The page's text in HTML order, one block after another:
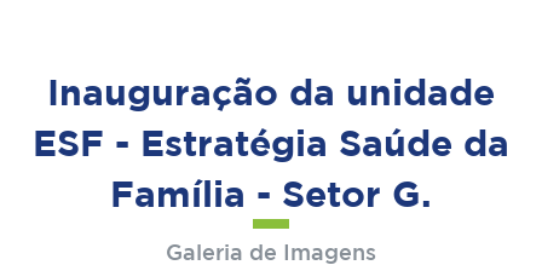
Inauguração da unidade
ESF - Estratégia Saúde da
Família - Setor G.
Galeria de Imagens